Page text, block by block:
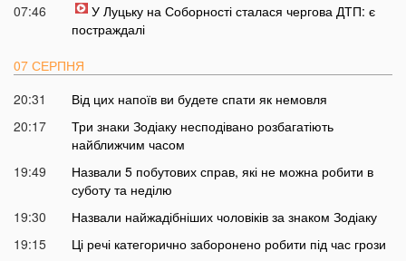
07:46
У Луцьку на Соборності сталася чергова ДТП: є
постраждалі
07 СЕРПНЯ
20:31
Від цих напоїв ви будете спати як немовля
20:17
Три знаки Зодіаку несподівано розбагатіють
найближчим часом
19:49
Назвали 5 побутових справ, які не можна робити в
суботу та неділю
19:30
Назвали найжадібніших чоловіків за знаком Зодіаку
19:15
Ці речі категорично заборонено робити під час грози